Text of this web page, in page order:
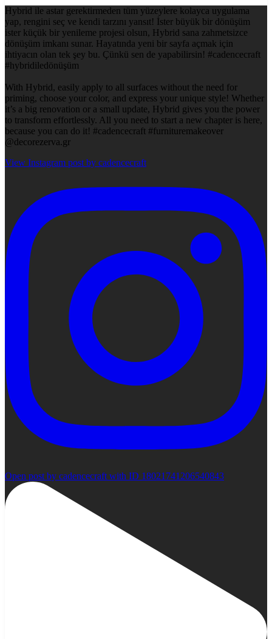
Hybrid ile astar gerektirmeden tüm yüzeylere kolayca uygulama
yap, rengini seç ve kendi tarzını yansıt! İster büyük bir dönüşüm
ister küçük bir yenileme projesi olsun, Hybrid sana zahmetsizce
dönüşüm imkanı sunar. Hayatında yeni bir sayfa açmak için
ihtiyacın olan tek şey bu. Çünkü sen de yapabilirsin! #cadencecraft
#hybridiledönüşüm
With Hybrid, easily apply to all surfaces without the need for
priming, choose your color, and express your unique style! Whether
it’s a big renovation or a small update, Hybrid gives you the power
to transform effortlessly. All you need to start a new chapter is here,
because you can do it! #cadencecraft #furnituremakeover
@decorezerva.gr
View Instagram post by cadencecraft
Open post by cadencecraft with ID 18021741206540843